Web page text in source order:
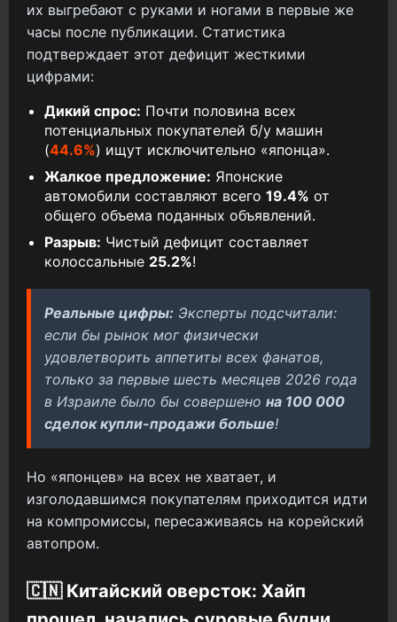
их выгребают с руками и ногами в первые же
часы после публикации. Статистика
подтверждает этот дефицит жесткими
цифрами:
Дикий спрос: Почти половина всех
потенциальных покупателей б/у машин
(44.6%) ищут исключительно «японца».
Жалкое предложение: Японские
автомобили составляют всего 19.4% от
общего объема поданных объявлений.
Разрыв: Чистый дефицит составляет
колоссальные 25.2%!
Реальные цифры: Эксперты подсчитали:
если бы рынок мог физически
удовлетворить аппетиты всех фанатов,
только за первые шесть месяцев 2026 года
в Израиле было бы совершено на 100 000
сделок купли-продажи больше!
Но «японцев» на всех не хватает, и
изголодавшимся покупателям приходится идти
на компромиссы, пересаживаясь на корейский
автопром.
🇨🇳 Китайский оверсток: Хайп